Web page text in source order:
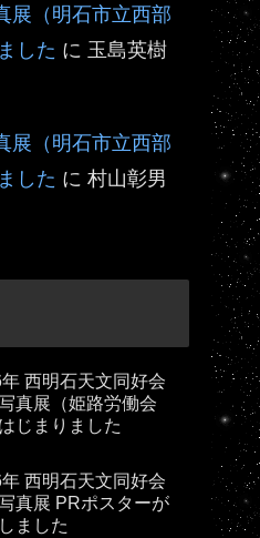
展（明石市立西部
した に 玉島英樹
展（明石市立西部
した に 村山彰男
西明石天文同好会
真展（姫路労働会
じまりました
西明石天文同好会
真展 PRポスターが
ました